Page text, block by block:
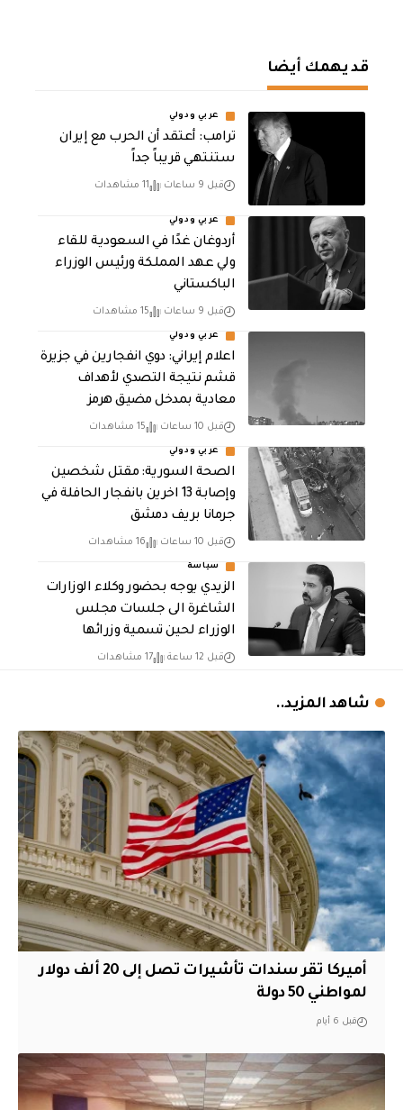
قد يهمك أيضا
عربي ودولي
‏ترامب: أعتقد أن الحرب مع إيران
ستنتهي قريباً جداً
قبل 9 ساعات 11 مشاهدات
عربي ودولي
أردوغان غدًا في السعودية للقاء
ولي عهد المملكة ورئيس الوزراء
الباكستاني
قبل 9 ساعات 15 مشاهدات
عربي ودولي
اعلام إيراني: دوي انفجارين في جزيرة
قشم نتيجة التصدي لأهداف
معادية بمدخل مضيق هرمز
قبل 10 ساعات 15 مشاهدات
عربي ودولي
الصحة السورية: مقتل شخصين
وإصابة 13 اخرين بانفجار الحافلة في
جرمانا بريف دمشق
قبل 10 ساعات 16 مشاهدات
سياسة
الزيدي يوجه بحضور وكلاء الوزارات
الشاغرة الى جلسات مجلس
الوزراء لحين تسمية وزرائها
قبل 12 ساعة 17 مشاهدات
شاهد المزيد..
أميركا تقر سندات تأشيرات تصل إلى 20 ألف دولار
لمواطني 50 دولة
قبل 6 أيام